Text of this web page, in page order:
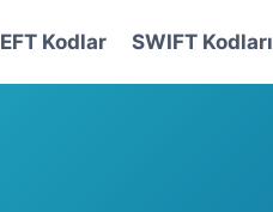
EFT Kodlar SWIFT Kodları